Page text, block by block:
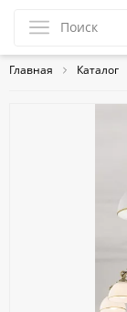
Главная Каталог